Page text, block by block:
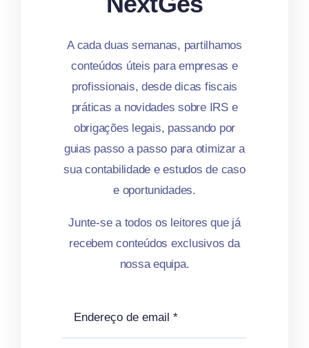
A cada duas semanas, partilhamos
conteúdos úteis para empresas e
profissionais, desde dicas fiscais
práticas a novidades sobre IRS e
obrigações legais, passando por
guias passo a passo para otimizar a
sua contabilidade e estudos de caso
e oportunidades.
Junte-se a todos os leitores que já
recebem conteúdos exclusivos da
nossa equipa.